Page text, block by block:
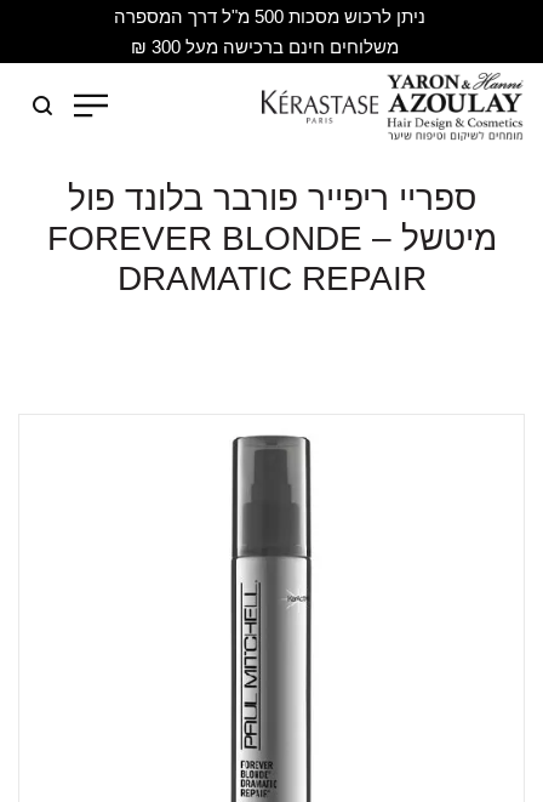
ניתן לרכוש מסכות 500 מ"ל דרך המספרה
משלוחים חינם ברכישה מעל 300 ₪
ספריי ריפייר פורבר בלונד פול
מיטשל – FOREVER BLONDE
DRAMATIC REPAIR